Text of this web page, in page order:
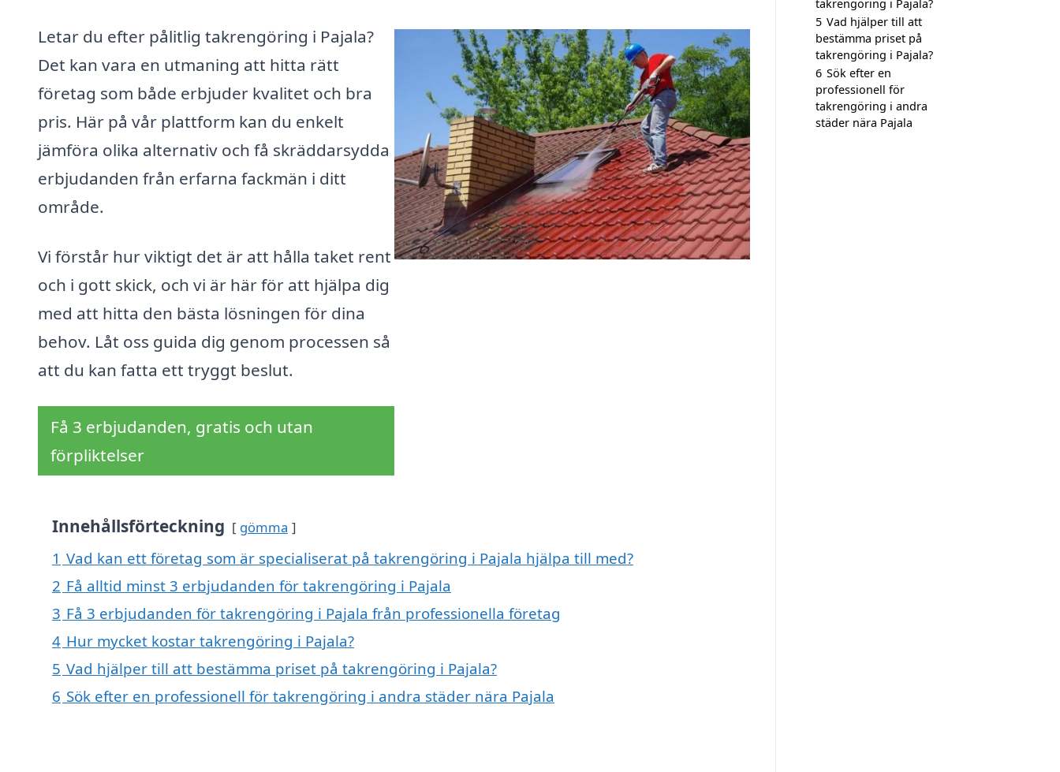
Letar du efter pålitlig takrengöring i Pajala?
Det kan vara en utmaning att hitta rätt
företag som både erbjuder kvalitet och bra
pris. Här på vår plattform kan du enkelt
jämföra olika alternativ och få skräddarsydda
erbjudanden från erfarna fackmän i ditt
område.
Vi förstår hur viktigt det är att hålla taket rent
och i gott skick, och vi är här för att hjälpa dig
med att hitta den bästa lösningen för dina
behov. Låt oss guida dig genom processen så
att du kan fatta ett tryggt beslut.
Få 3 erbjudanden, gratis och utan
förpliktelser
Innehållsförteckning gömma
1 Vad kan ett företag som är specialiserat på takrengöring i Pajala hjälpa till med?
2 Få alltid minst 3 erbjudanden för takrengöring i Pajala
3 Få 3 erbjudanden för takrengöring i Pajala från professionella företag
4 Hur mycket kostar takrengöring i Pajala?
5 Vad hjälper till att bestämma priset på takrengöring i Pajala?
6 Sök efter en professionell för takrengöring i andra städer nära Pajala
takrengöring i Pajala?
5 Vad hjälper till att
bestämma priset på
takrengöring i Pajala?
6 Sök efter en
professionell för
takrengöring i andra
städer nära Pajala